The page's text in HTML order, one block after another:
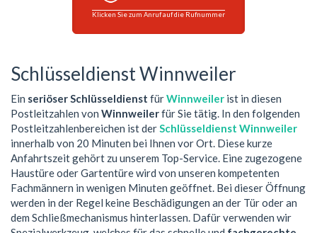
Klicken Sie zum Anruf auf die Rufnummer
Schlüsseldienst Winnweiler
Ein seriöser Schlüsseldienst fürWinnweiler ist in diesen
Postleitzahlen von Winnweilerfür Sie tätig. In den folgenden
Postleitzahlenbereichen ist derSchlüsseldienst Winnweiler
innerhalb von 20 Minuten bei Ihnen vor Ort. Diese kurze
Anfahrtszeit gehört zu unserem Top-Service. Eine zugezogene
Haustüre oder Gartentüre wird von unseren kompetenten
Fachmännern in wenigen Minuten geöffnet. Bei dieser Öffnung
werden in der Regel keine Beschädigungen an der Tür oder an
dem Schließmechanismus hinterlassen. Dafür verwenden wir